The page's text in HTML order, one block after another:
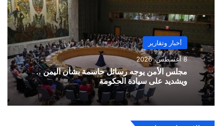
أخبار وتقارير
8 أغسطس، 2026
مجلس الأمن يوجه رسائل حاسمة بشأن اليمن ..
ويشديد على سيادة الحكومة